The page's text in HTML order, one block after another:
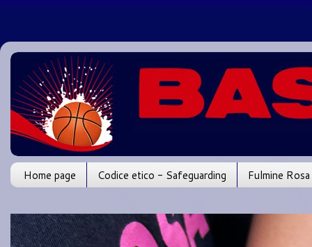
Home page Codice etico - Safeguarding Fulmine Rosa